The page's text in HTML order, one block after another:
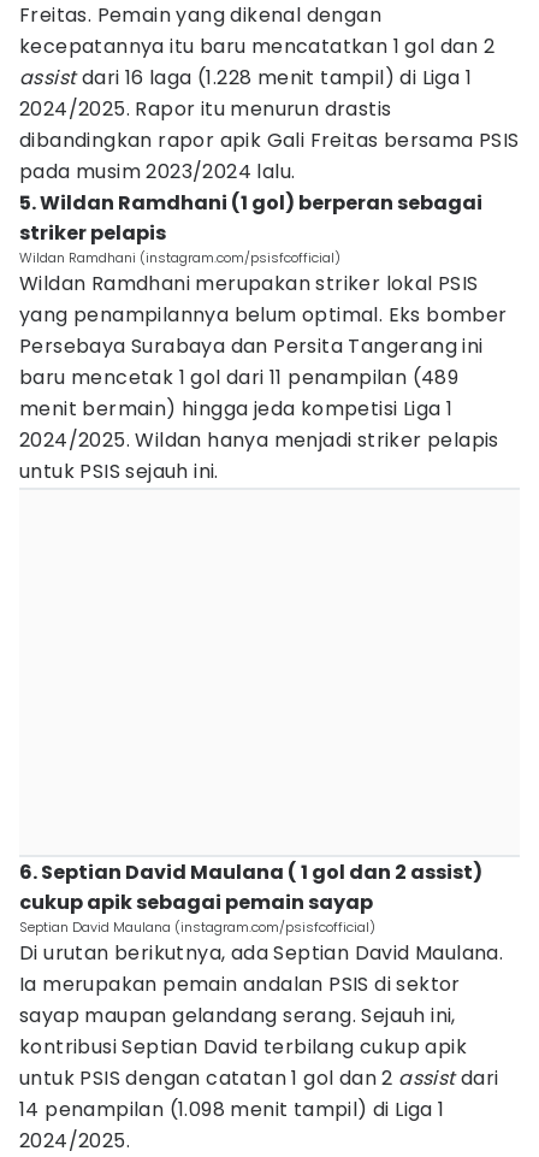
Freitas. Pemain yang dikenal dengan
kecepatannya itu baru mencatatkan 1 gol dan 2
assistdari 16 laga (1.228 menit tampil) di Liga 1
2024/2025. Rapor itu menurun drastis
dibandingkan rapor apik Gali Freitas bersama PSIS
pada musim 2023/2024 lalu.
5. Wildan Ramdhani (1 gol) berperan sebagai
striker pelapis
Wildan Ramdhani (instagram.com/psisfcofficial)
Wildan Ramdhani merupakan striker lokal PSIS
yang penampilannya belum optimal. Eks bomber
Persebaya Surabaya dan Persita Tangerang ini
baru mencetak 1 gol dari 11 penampilan (489
menit bermain) hingga jeda kompetisi Liga 1
2024/2025. Wildan hanya menjadi striker pelapis
untuk PSIS sejauh ini.
6. Septian David Maulana ( 1 gol dan 2 assist)
cukup apik sebagai pemain sayap
Septian David Maulana (instagram.com/psisfcofficial)
Di urutan berikutnya, ada Septian David Maulana.
Ia merupakan pemain andalan PSIS di sektor
sayap maupan gelandang serang. Sejauh ini,
kontribusi Septian David terbilang cukup apik
untuk PSIS dengan catatan 1 gol dan 2 assistdari
14 penampilan (1.098 menit tampil) di Liga 1
2024/2025.